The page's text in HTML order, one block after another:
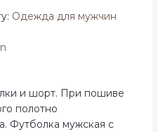
Одежда для мужчин
и шорт. При пошиве
полотно
Футболка мужская с